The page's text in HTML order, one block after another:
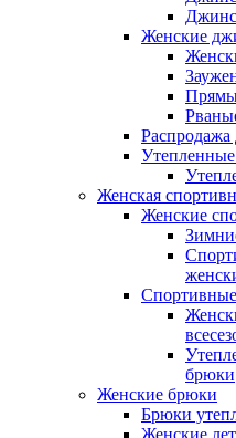
Женские
Женская
Женские
брюки
Женские брюки
Брюки
Женские